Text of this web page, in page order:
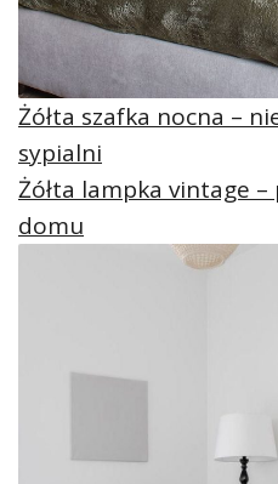
Żółta szafka nocna –
sypialni
Żółta lampka vintage
domu